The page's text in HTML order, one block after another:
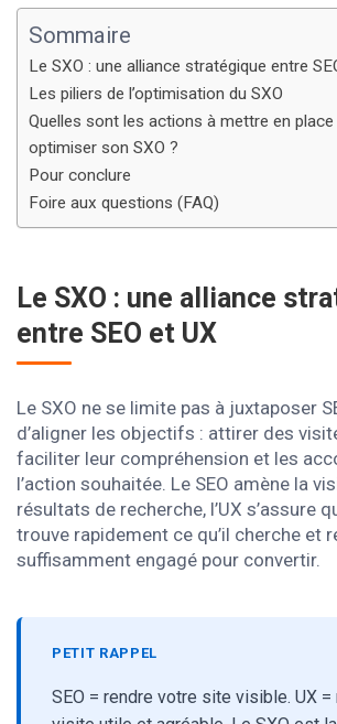
Sommaire
Le SXO : une alliance stratégique entre
Les piliers de l’optimisation du SXO
Quelles sont les actions à mettre en
optimiser son SXO ?
Pour conclure
Foire aux questions (FAQ)
Le SXO : une alliance
entre SEO et UX
Le SXO ne se limite pas à juxtaposer
d’aligner les objectifs : attirer des
faciliter leur compréhension et les
l’action souhaitée. Le SEO amène la
résultats de recherche, l’UX s’assure
trouve rapidement ce qu’il cherche et
suffisamment engagé pour convertir.
PETIT RAPPEL
SEO = rendre votre site visible. UX =